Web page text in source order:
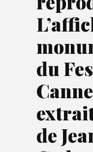
du
de